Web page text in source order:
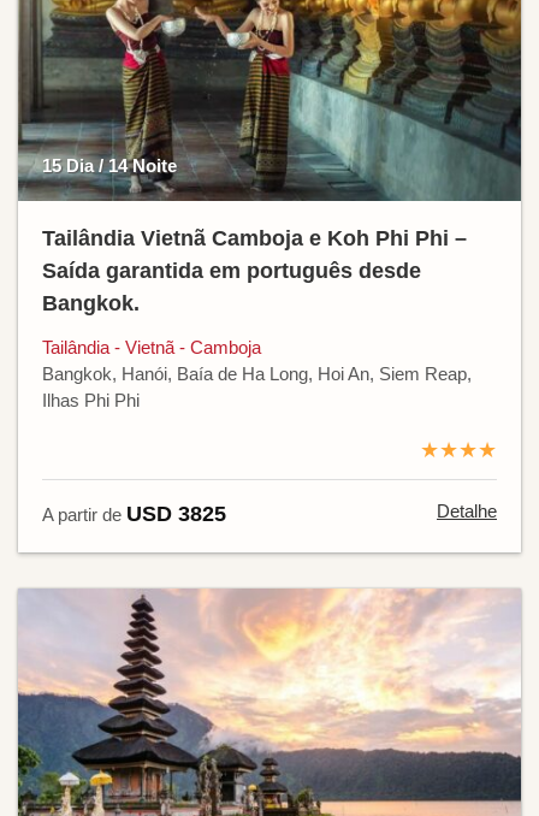
15 Dia / 14 Noite
Tailândia Vietnã Camboja e Koh Phi Phi –
Saída garantida em português desde
Bangkok.
Tailândia - Vietnã - Camboja
Bangkok, Hanói, Baía de Ha Long, Hoi An, Siem Reap,
Ilhas Phi Phi
★★★★
A partir de USD 3825 Detalhe